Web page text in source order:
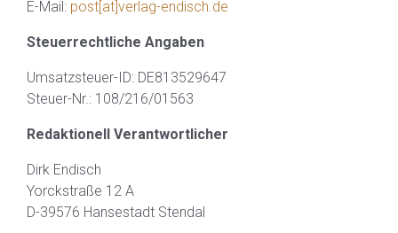
E-Mail: post[at]verlag-endisch.de
Steuerrechtliche Angaben
Umsatzsteuer-ID: DE813529647
Steuer-Nr.: 108/216/01563
Redaktionell Verantwortlicher
Dirk Endisch
Yorckstraße 12 A
D-39576 Hansestadt Stendal